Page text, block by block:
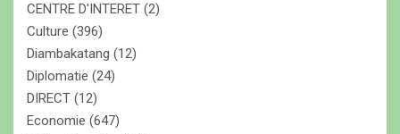
CENTRE D'INTERET (2)
Culture (396)
Diambakatang (12)
Diplomatie (24)
DIRECT (12)
Economie (647)